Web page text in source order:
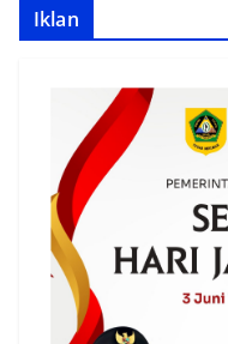
Iklan